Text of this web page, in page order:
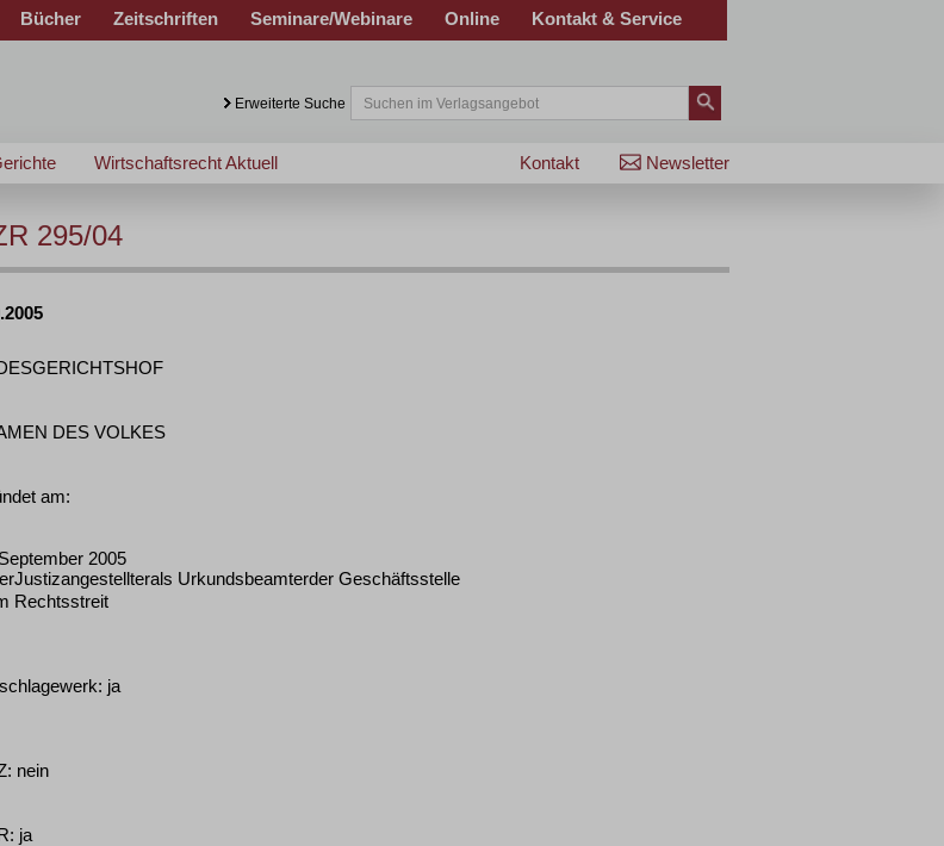
Bücher Zeitschriften Seminare/Webinare Online Kontakt & Service
Erweiterte Suche
Wirtschaftsrecht Aktuell Newsletter
Kontakt
295/04
DES VOLKES
am:
2005
Urkundsbeamterder Geschäftsstelle
Rechtsstreit
ja
nein
ja